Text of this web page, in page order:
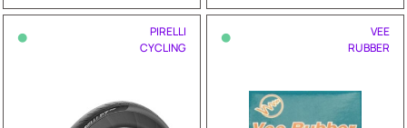
•
PIRELLI
CYCLING
•
VEE
RUBBER